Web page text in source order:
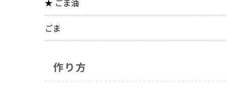
★ ごま油
ごま
作り方